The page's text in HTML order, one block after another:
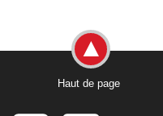
Haut de page